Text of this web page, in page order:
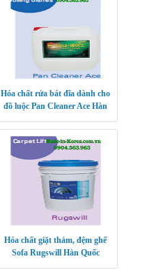
Hóa chất rửa bát đĩa dành cho
đồ luộc Pan Cleaner Ace Hàn
Hóa chất giặt thảm, đệm ghế
Sofa Rugswill Hàn Quốc